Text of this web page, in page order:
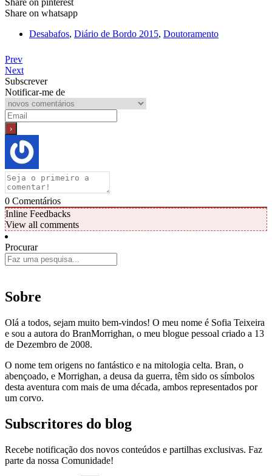
Share on whatsapp
Desabafos, Diário de Bordo 2015, Doutoramento
Prev
Next
Subscrever
Notificar-me de
0 Comentários
Inline Feedbacks
View all comments
Procurar
Sobre
Olá a todos, sejam muito bem-vindos! O meu nome é Sofia Teixeira
e sou a autora do BranMorrighan, o meu blogue pessoal criado a 13
de Dezembro de 2008.
O nome tem origens no fantástico e na mitologia celta. Bran, o
abençoado, e Morrighan, a deusa da guerra, têm sido os símbolos
desta aventura com mais de uma década, ambos representados por
um corvo.
Subscritores do blog
Recebe notificação dos novos conteúdos e partilhas exclusivas. Faz
parte da nossa Comunidade!